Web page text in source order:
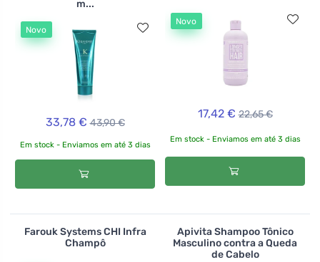
m...
Novo
33,78 € 43,90 €
Em stock - Enviamos em até 3 dias
Novo
17,42 € 22,65 €
Em stock - Enviamos em até 3 dias
Farouk Systems CHI Infra
Champô
Apivita Shampoo Tônico
Masculino contra a Queda
de Cabelo